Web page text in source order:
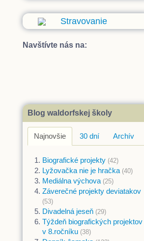
Stravovanie
Navštívte nás na:
Blog waldorfskej školy
Najnovšie 30 dní Archív
Biografické projekty (42)
Lyžovačka nie je hračka (40)
Mediálna výchova (25)
Záverečné projekty deviatakov
(53)
Divadelná jeseň (29)
Týždeň biografických projektov
v 8.ročníku (38)